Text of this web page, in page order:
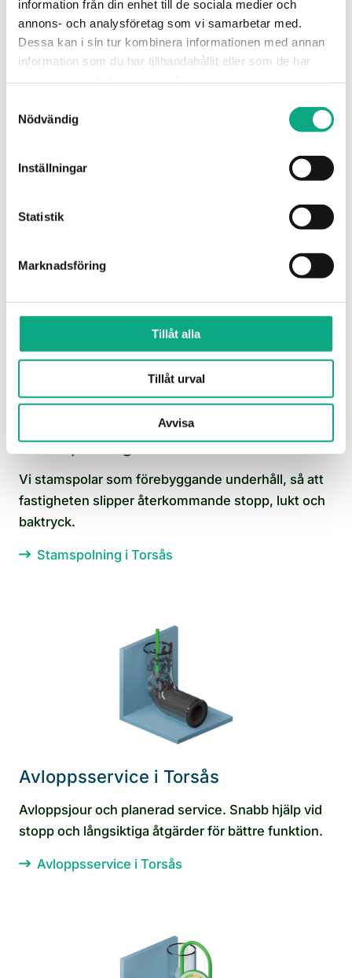
information från din enhet till de sociala medier och
annons- och analysföretag som vi samarbetar med.
Dessa kan i sin tur kombinera informationen med annan
information som du har tillhandahållit eller som de har
Nödvändig
Inställningar
Statistik
Marknadsföring
Tillåt alla
Tillåt urval
Avvisa
Avloppsspolning i Torsås
effektiv spolning, så att flödet fungerar som det
Avloppsspolning i Torsås
Stamspolning i Torsås
Vi stamspolar som förebyggande underhåll, så att
fastigheten slipper återkommande stopp, lukt och
baktryck.
Stamspolning i Torsås
Avloppsservice i Torsås
Avloppsjour och planerad service. Snabb hjälp vid
stopp och långsiktiga åtgärder för bättre funktion.
Avloppsservice i Torsås